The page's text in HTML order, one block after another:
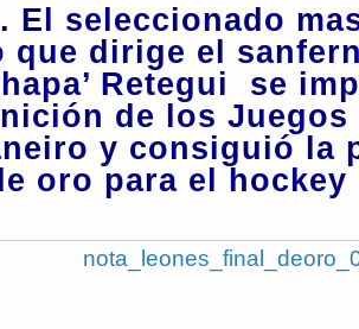
El seleccionado
que dirige el
Retegui se
de los
y consiguió la
oro para el